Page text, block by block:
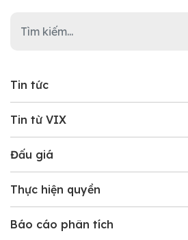
Tin tức
Tin từ VIX
Đấu giá
Thực hiện quyền
Báo cáo phân tích